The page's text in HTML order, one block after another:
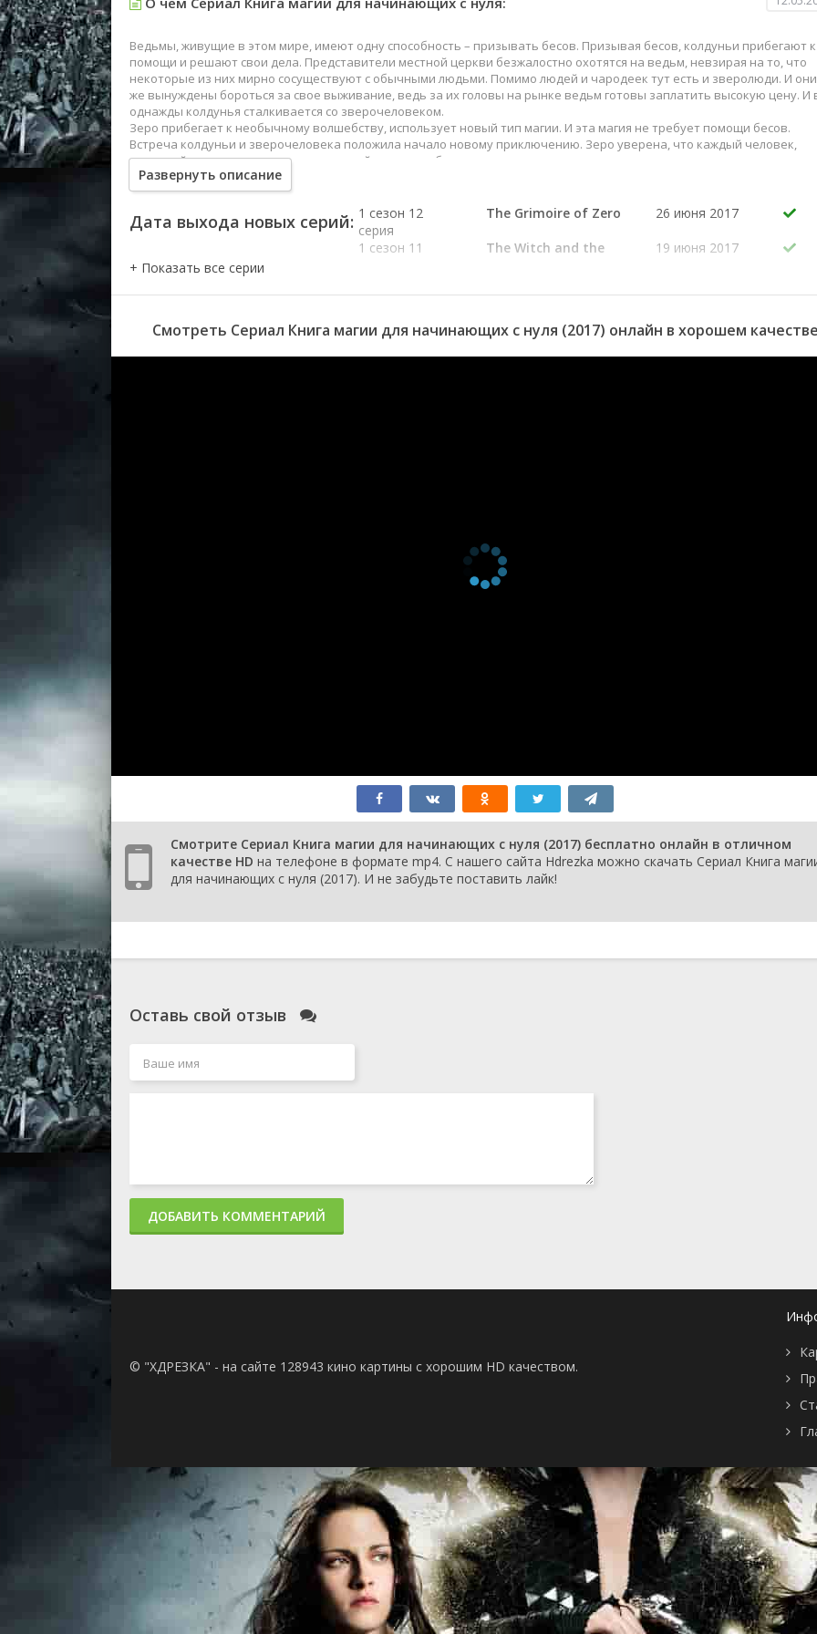
Ведьмы, живущие в этом мире, имеют одну способность – призывать бесов. Призывая бесов, колдуньи прибегают
помощи и решают свои дела. Представители местной церкви безжалостно охотятся на ведьм, невзирая на то, что
некоторые из них мирно сосуществуют с обычными людьми. Помимо людей и чародеек тут есть и зверолюди. И
же вынуждены бороться за свое выживание, ведь за их головы на рынке ведьм готовы заплатить высокую цену. И
однажды колдунья сталкивается со зверочеловеком.
Зеро прибегает к необычному волшебству, использует новый тип магии. И эта магия не требует помощи бесов.
Встреча колдуньи и зверочеловека положила начало новому приключению. Зеро уверена, что каждый человек,
имеющий хоть каплю таланта к чародейству, способен научиться этому виду магии.
Развернуть описание
Дата выхода новых серий: 1 сезон 12
серия
The Grimoire of Zero
26 июня 2017
1 сезон 11
The Witch and the
19 июня 2017
серия
1 сезон 8 серия
Sorena's
29 мая 2017
Смотреть Сериал Книга магии для начинающих с нуля (2017) онлайн в хорошем
Смотрите Сериал Книга магии для начинающих с нуля (2017) бесплатно онлайн в отличном
качестве HD на телефоне в формате mp4. С нашего сайта Hdrezka можно скачать Сериал Книга
для начинающих с нуля (2017). И не забудьте поставить лайк!
Оставь свой отзыв
ДОБАВИТЬ КОММЕНТАРИЙ
© "ХДРЕЗКА" - на сайте 128943 кино картины с хорошим HD качеством.